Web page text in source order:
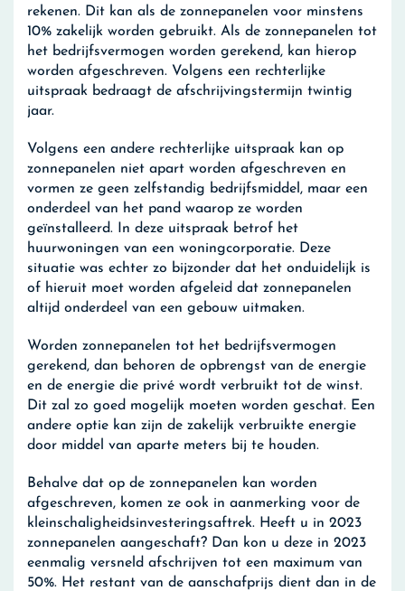
rekenen. Dit kan als de zonnepanelen voor minstens
10% zakelijk worden gebruikt. Als de zonnepanelen tot
het bedrijfsvermogen worden gerekend, kan hierop
worden afgeschreven. Volgens een rechterlijke
uitspraak bedraagt de afschrijvingstermijn twintig
jaar.
Volgens een andere rechterlijke uitspraak kan op
zonnepanelen niet apart worden afgeschreven en
vormen ze geen zelfstandig bedrijfsmiddel, maar een
onderdeel van het pand waarop ze worden
geïnstalleerd. In deze uitspraak betrof het
huurwoningen van een woningcorporatie. Deze
situatie was echter zo bijzonder dat het onduidelijk is
of hieruit moet worden afgeleid dat zonnepanelen
altijd onderdeel van een gebouw uitmaken.
Worden zonnepanelen tot het bedrijfsvermogen
gerekend, dan behoren de opbrengst van de energie
en de energie die privé wordt verbruikt tot de winst.
Dit zal zo goed mogelijk moeten worden geschat. Een
andere optie kan zijn de zakelijk verbruikte energie
door middel van aparte meters bij te houden.
Behalve dat op de zonnepanelen kan worden
afgeschreven, komen ze ook in aanmerking voor de
kleinschaligheidsinvesteringsaftrek. Heeft u in 2023
zonnepanelen aangeschaft? Dan kon u deze in 2023
eenmalig versneld afschrijven tot een maximum van
50%. Het restant van de aanschafprijs dient dan in de